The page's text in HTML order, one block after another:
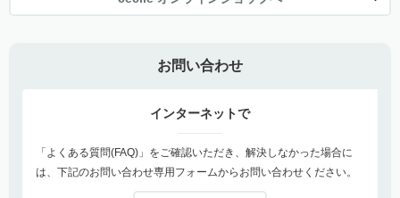
お問い合わせ
インターネットで
「よくある質問(FAQ)」をご確認いただき、解決しなかった場合に
は、下記のお問い合わせ専用フォームからお問い合わせください。